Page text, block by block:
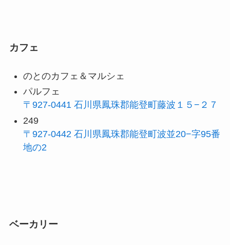
カフェ
のとのカフェ＆マルシェ
パルフェ
〒927-0441 石川県鳳珠郡能登町藤波１５−２７
249
〒927-0442 石川県鳳珠郡能登町波並20−字95番
地の2
ベーカリー